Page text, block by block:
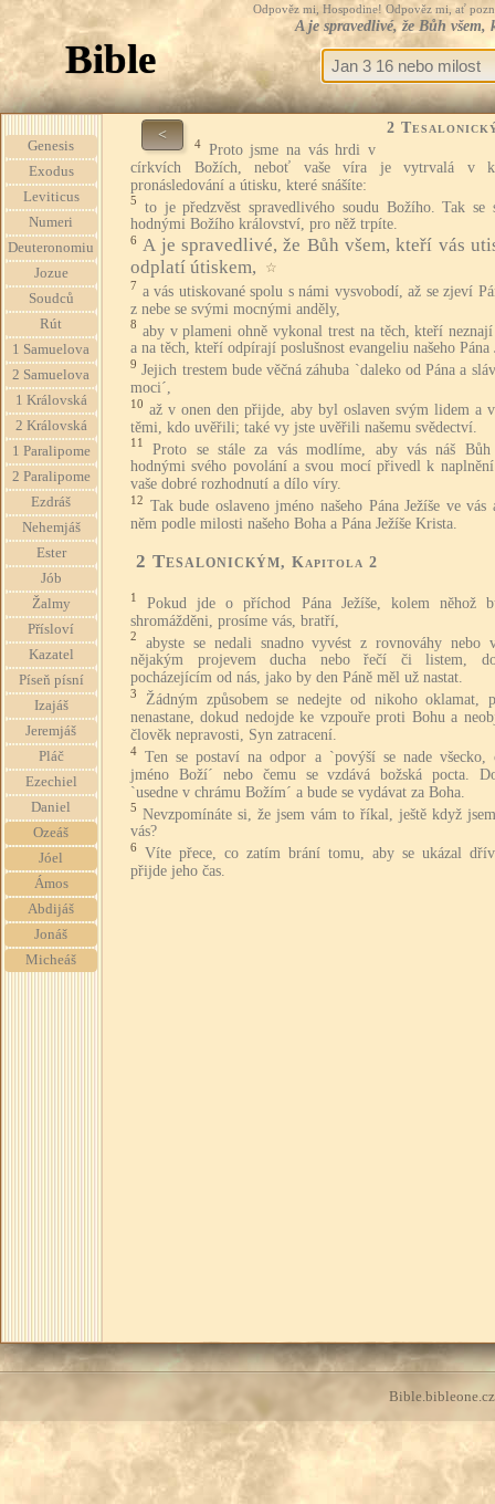
Odpověz mi, Hospodine! Odpověz mi, ať
A je spravedlivé, že Bůh
Bible
Genesis
Exodus
Leviticus
Numeri
Deuteronomiu
Jozue
Soudců
Rút
1 Samuelova
2 Samuelova
1 Královská
2 Královská
1 Paralipome
2 Paralipome
Ezdráš
Nehemjáš
Ester
Jób
Žalmy
Přísloví
Kazatel
Píseň písní
Izajáš
Jeremjáš
Pláč
Ezechiel
Daniel
Ozeáš
Jóel
Ámos
Abdijáš
Jonáš
Micheáš
< 2
4 Proto jsme na vás hrdi v
církvích Božích, neboť vaše víra je vytrvalá v
pronásledování a útisku, které snášíte:
5
to je předzvěst spravedlivého soudu Božího. Tak se
hodnými Božího království, pro něž trpíte.
6 A je spravedlivé, že Bůh všem, kteří vás
odplatí útiskem,
☆
7 a vás utiskované spolu s námi vysvobodí, až se zjeví
z nebe se svými mocnými anděly,
8 aby v plameni ohně vykonal trest na těch, kteří
a na těch, kteří odpírají poslušnost evangeliu našeho Pána
9 Jejich trestem bude věčná záhuba `daleko od Pána a
moci´,
10 až v onen den přijde, aby byl oslaven svým lidem a
těmi, kdo uvěřili; také vy jste uvěřili našemu svědectví.
11
Proto se stále za vás modlíme, aby vás náš
hodnými svého povolání a svou mocí přivedl k naplnění
vaše dobré rozhodnutí a dílo víry.
12 Tak bude oslaveno jméno našeho Pána Ježíše ve
něm podle milosti našeho Boha a Pána Ježíše Krista.
2 Tesalonickým, Kapitola 2
1
Pokud jde o příchod Pána Ježíše, kolem něhož
shromážděni, prosíme vás, bratří,
2
abyste se nedali snadno vyvést z rovnováhy nebo
nějakým projevem ducha nebo řečí či listem,
pocházejícím od nás, jako by den Páně měl už nastat.
3
Žádným způsobem se nedejte od nikoho oklamat,
nenastane, dokud nedojde ke vzpouře proti Bohu a
člověk nepravosti, Syn zatracení.
4 Ten se postaví na odpor a `povýší se nade všecko,
jméno Boží´ nebo čemu se vzdává božská pocta.
`usedne v chrámu Božím´ a bude se vydávat za Boha.
5 Nevzpomínáte si, že jsem vám to říkal, ještě když
vás?
6
Víte přece, co zatím brání tomu, aby se ukázal
přijde jeho čas.